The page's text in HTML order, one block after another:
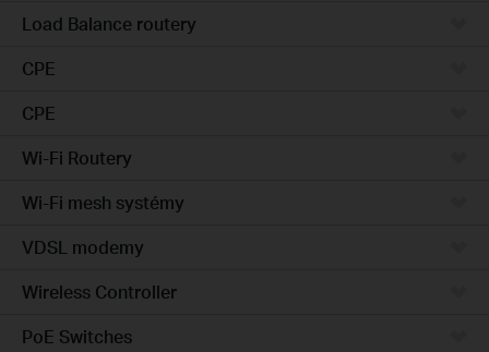
Load Balance routery
CPE
CPE
Wi-Fi Routery
Wi-Fi mesh systémy
VDSL modemy
Wireless Controller
PoE Switches